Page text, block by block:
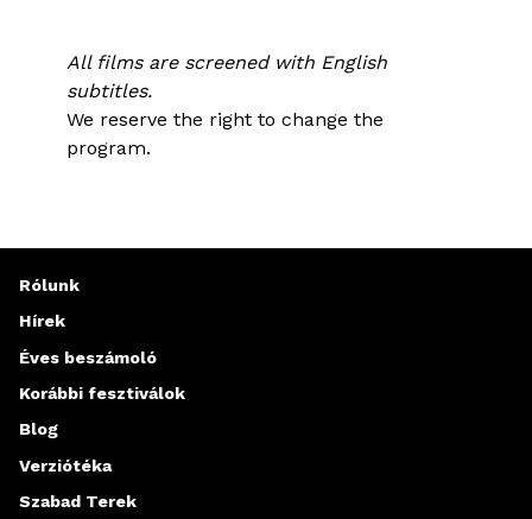
All films are screened with English
subtitles.
We reserve the right to change the
program.
Rólunk
Hírek
Éves beszámoló
Korábbi fesztiválok
Blog
Verziótéka
Szabad Terek